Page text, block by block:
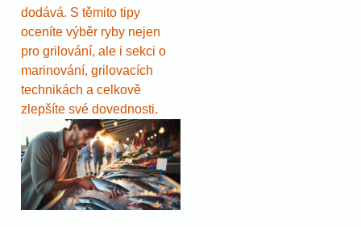
dodává. S těmito tipy
oceníte výběr ryby nejen
pro grilování, ale i sekci o
marinování, grilovacích
technikách a celkově
zlepšíte své dovednosti.